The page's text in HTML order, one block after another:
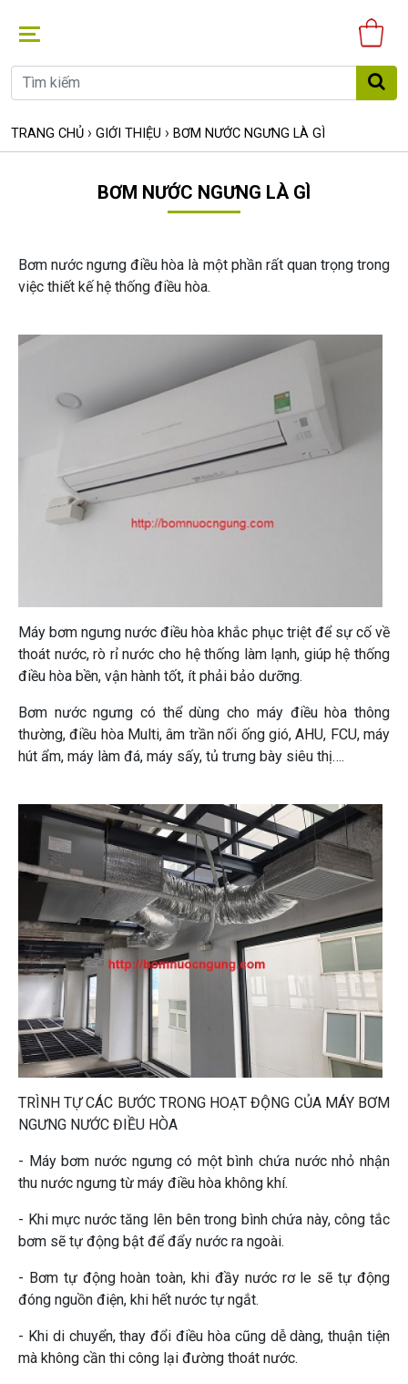
TRANG CHỦ › GIỚI THIỆU › BƠM NƯỚC NGƯNG LÀ GÌ
BƠM NƯỚC NGƯNG LÀ GÌ
Bơm nước ngưng điều hòa là một phần rất quan trọng trong
việc thiết kế hệ thống điều hòa.
Máy bơm ngưng nước điều hòa khắc phục triệt để sự cố về
thoát nước, rò rỉ nước cho hệ thống làm lạnh, giúp hệ thống
điều hòa bền, vận hành tốt, ít phải bảo dưỡng.
Bơm nước ngưng có thể dùng cho máy điều hòa thông
thường, điều hòa Multi, âm trần nối ống gió, AHU, FCU, máy
hút ẩm, máy làm đá, máy sấy, tủ trưng bày siêu thị….
TRÌNH TỰ CÁC BƯỚC TRONG HOẠT ĐỘNG CỦA MÁY BƠM
NGƯNG NƯỚC ĐIỀU HÒA
- Máy bơm nước ngưng có một bình chứa nước nhỏ nhận
thu nước ngưng từ máy điều hòa không khí.
- Khi mực nước tăng lên bên trong bình chứa này, công tắc
bơm sẽ tự động bật để đẩy nước ra ngoài.
- Bơm tự động hoàn toàn, khi đầy nước rơ le sẽ tự động
đóng nguồn điện, khi hết nước tự ngắt.
- Khi di chuyển, thay đổi điều hòa cũng dễ dàng, thuận tiện
mà không cần thi công lại đường thoát nước.